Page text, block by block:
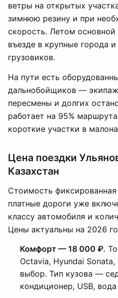
ветры на открытых
зимнюю резину и при
скорость. Летом
въезде в крупные города
грузовиков.
На пути есть
дальнобойщиков —
пересмены и долгих
работает на 95%
короткие участки в
Цена поездки
Казахстан
Стоимость
платные дороги уже
классу автомобиля и
Цены актуальны на 2026
Комфорт — 18 000 ₽.
Octavia, Hyundai
выбор. Тип кузова —
кондиционер, USB,